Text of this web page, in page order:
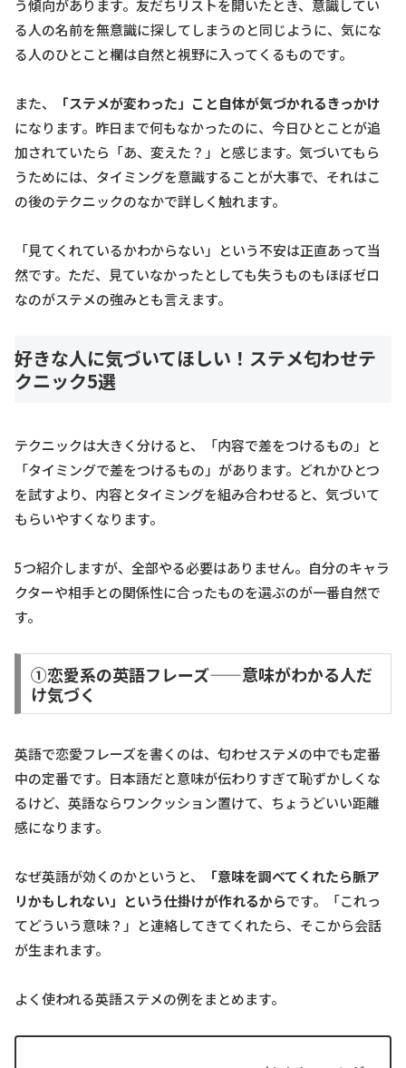
う傾向があります。友だちリストを開いたとき、意識してい
る人の名前を無意識に探してしまうのと同じように、気にな
る人のひとこと欄は自然と視野に入ってくるものです。
また、
「ステメが変わった」こと自体が気づかれるきっかけ
になります。昨日まで何もなかったのに、今日ひとことが追
加されていたら「あ、変えた？」と感じます。気づいてもら
うためには、タイミングを意識することが大事で、それはこ
の後のテクニックのなかで詳しく触れます。
「見てくれているかわからない」という不安は正直あって当
然です。ただ、見ていなかったとしても失うものもほぼゼロ
なのがステメの強みとも言えます。
好きな人に気づいてほしい！ステメ匂わせテ
クニック5選
テクニックは大きく分けると、「内容で差をつけるもの」と
「タイミングで差をつけるもの」があります。どれかひとつ
を試すより、内容とタイミングを組み合わせると、気づいて
もらいやすくなります。
5つ紹介しますが、全部やる必要はありません。自分のキャラ
クターや相手との関係性に合ったものを選ぶのが一番自然で
す。
①恋愛系の英語フレーズ——意味がわかる人だ
け気づく
英語で恋愛フレーズを書くのは、匂わせステメの中でも定番
中の定番です。日本語だと意味が伝わりすぎて恥ずかしくな
るけど、英語ならワンクッション置けて、ちょうどいい距離
感になります。
なぜ英語が効くのかというと、
「意味を調べてくれたら脈ア
リかもしれない」という仕掛けが作れるからです。「これっ
てどういう意味？」と連絡してきてくれたら、そこから会話
が生まれます。
よく使われる英語ステメの例をまとめます。